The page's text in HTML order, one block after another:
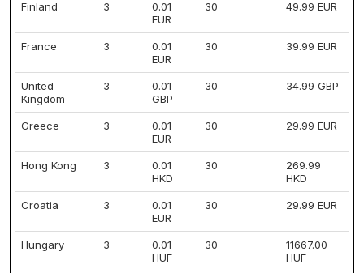
Finland 3
0.01
EUR
30 49.99 EUR
France 3
0.01
EUR
30 39.99 EUR
United
Kingdom
3
0.01
GBP
30 34.99 GBP
Greece 3
0.01
EUR
30 29.99 EUR
Hong Kong 3
0.01
HKD
30
269.99
HKD
Croatia 3
0.01
EUR
30 29.99 EUR
Hungary 3
0.01
HUF
30
11667.00
HUF